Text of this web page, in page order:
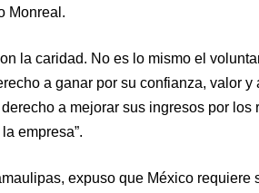
Monreal.
la caridad. No es lo mismo el
a ganar por su confianza, valor y
a mejorar sus ingresos por los
empresa”.
expuso que México requiere